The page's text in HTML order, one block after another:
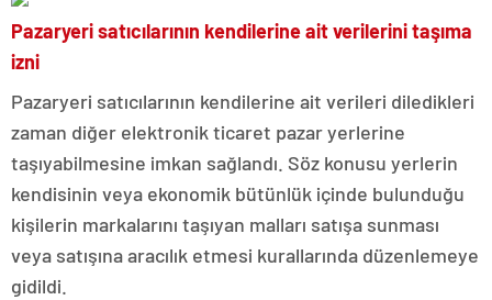
Pazaryeri satıcılarının kendilerine ait verilerini taşıma
izni
Pazaryeri satıcılarının kendilerine ait verileri diledikleri
zaman diğer elektronik ticaret pazar yerlerine
taşıyabilmesine imkan sağlandı. Söz konusu yerlerin
kendisinin veya ekonomik bütünlük içinde bulunduğu
kişilerin markalarını taşıyan malları satışa sunması
veya satışına aracılık etmesi kurallarında düzenlemeye
gidildi.